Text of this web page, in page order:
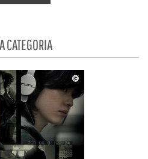
CATEGORIA